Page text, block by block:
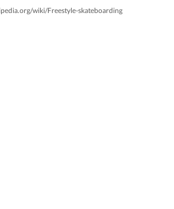
wiki/Freestyle-skateboarding